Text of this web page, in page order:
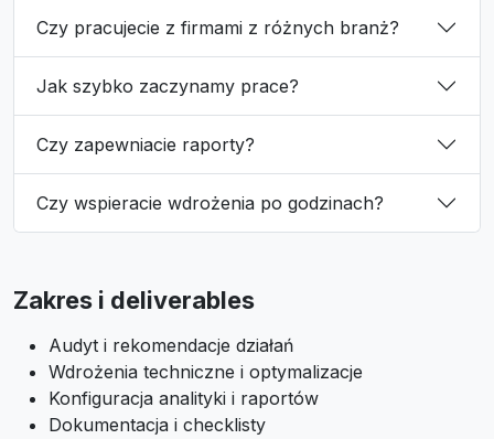
Czy pracujecie z firmami z różnych branż?
Jak szybko zaczynamy prace?
Czy zapewniacie raporty?
Czy wspieracie wdrożenia po godzinach?
Zakres i deliverables
Audyt i rekomendacje działań
Wdrożenia techniczne i optymalizacje
Konfiguracja analityki i raportów
Dokumentacja i checklisty